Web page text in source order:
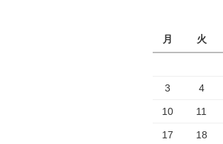
月
火
3 4
10 11
17 18